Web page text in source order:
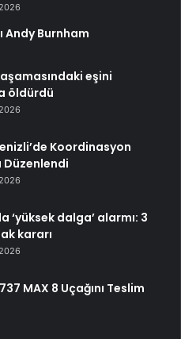
Andy Burnham
eşini
öldürdü
Koordinasyon
Düzenlendi
‘yüksek dalga’ alarmı: 3
kararı
MAX 8 Uçağını Teslim